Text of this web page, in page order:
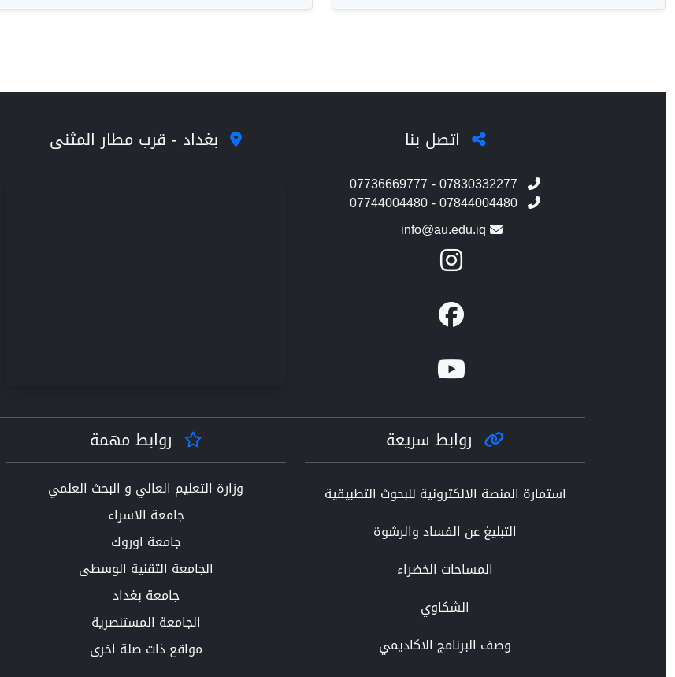
اتصل بنا
07736669777 - 07830332277
07744004480 - 07844004480
info@au.edu.iq
بغداد - قرب مطار المثنى
روابط سريعة
استمارة المنصة الالكترونية للبحوث التطبيقية
التبليغ عن الفساد والرشوة
المساحات الخضراء
الشكاوي
وصف البرنامج الاكاديمي
روابط مهمة
وزارة التعليم العالي و البحث العلمي
جامعة الاسراء
جامعة اوروك
الجامعة التقنية الوسطى
جامعة بغداد
الجامعة المستنصرية
مواقع ذات صلة اخرى